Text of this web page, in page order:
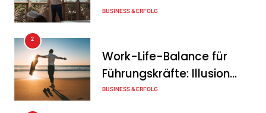
was stattdessen
Verbindlichkeit schafft
Tanja Schiller 7. August 2026
Wenn jede Minute zählt: Wie
Onboard-Kurier-Spezialist
von Unternehmern
BUSINESS & ERFOLG
2
Work-Life-Balance für
Führungskräfte: Illusion
oder echte Chance?
BUSINESS & ERFOLG